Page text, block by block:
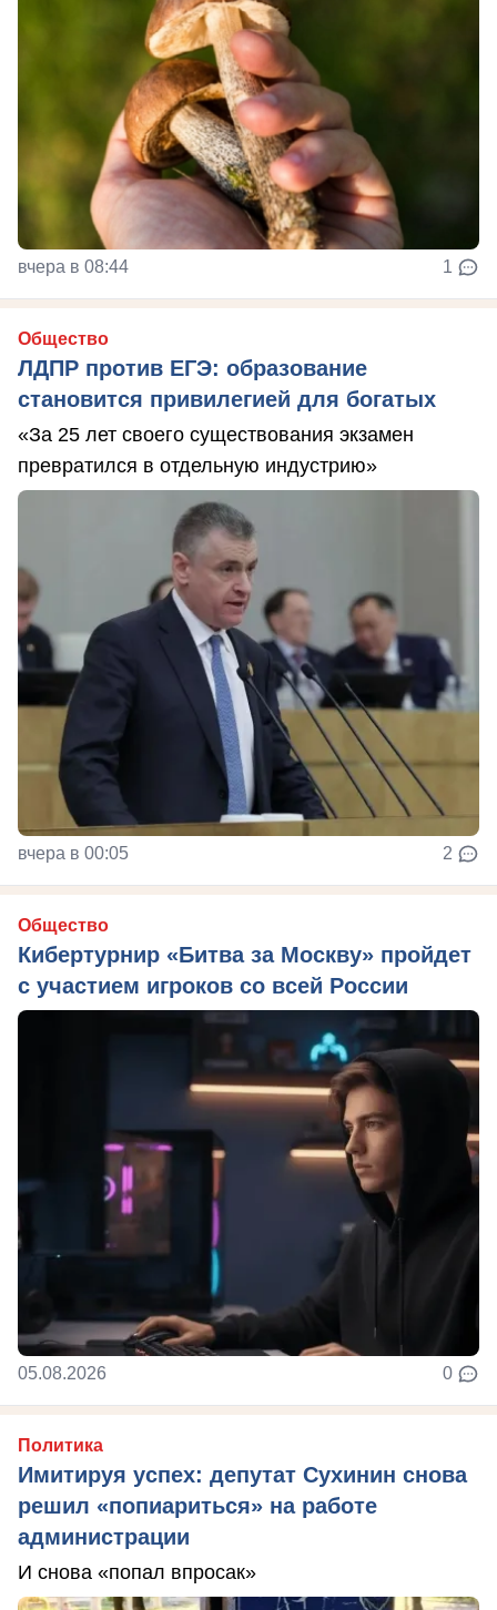
вчера в 08:44 1
Общество
ЛДПР против ЕГЭ: образование
становится привилегией для богатых
«За 25 лет своего существования экзамен
превратился в отдельную индустрию»
вчера в 00:05 2
Общество
Кибертурнир «Битва за Москву» пройдет
с участием игроков со всей России
05.08.2026 0
Политика
Имитируя успех: депутат Сухинин снова
решил «попиариться» на работе
администрации
И снова «попал впросак»